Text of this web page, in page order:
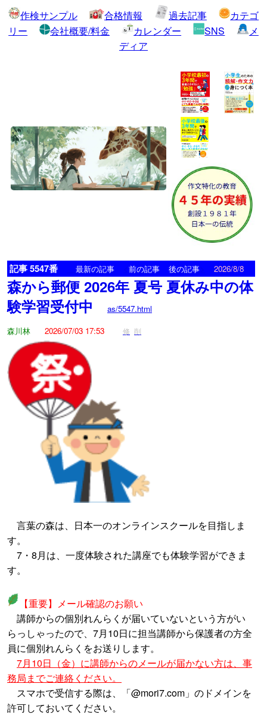
作検サンプル
合格情報 過去記事
カテゴ
リー
会社概要/料金 カレンダー SNS
メ
ディア
記事 5547番 最新の記事 前の記事 後の記事 2026/8/8
森から郵便 2026年 夏号 夏休み中の体
験学習受付中
as/5547.html
森川林
2026/07/03 17:53 修 削
言葉の森は、日本一のオンラインスクールを目指しま
す。
7・8月は、一度体験された講座でも体験学習ができま
す。
【重要】メール確認のお願い
講師からの個別れんらくが届いていないという方がい
らっしゃったので、7月10日に担当講師から保護者の方全
員に個別れんらくをお送りします。
7月10日（金）に講師からのメールが届かない方は、事
務局までご連絡ください。
スマホで受信する際は、「@mori7.com」のドメインを
許可しておいてください。